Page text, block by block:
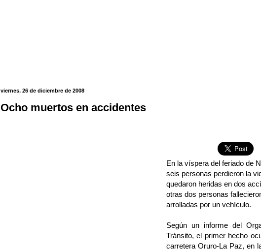
viernes, 26 de diciembre de 2008
Ocho muertos en accidentes
En la víspera del feriado de
seis personas perdieron la
quedaron heridas en dos
otras dos personas
arrolladas por un vehículo.
Según un informe del
Tránsito, el primer hecho
carretera Oruro-La Paz, en